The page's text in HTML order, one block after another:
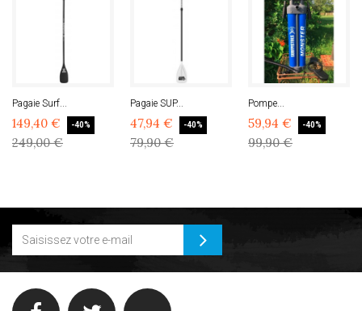
Pagaie Surf...
149,40 € -40%
249,00 €
Pagaie SUP...
47,94 € -40%
79,90 €
Pompe...
59,94 € -40%
99,90 €